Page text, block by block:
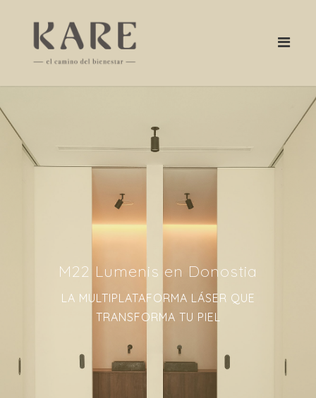
M22 Lumenis en Donostia
LA MULTIPLATAFORMA LÁSER QUE
TRANSFORMA TU PIEL